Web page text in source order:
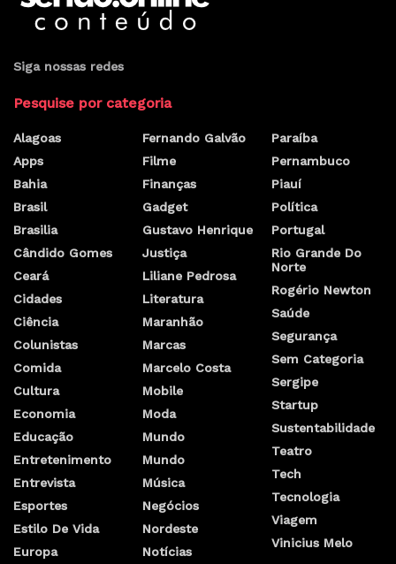
Siga nossas redes
Pesquise por categoria
Alagoas
Apps
Bahia
Brasil
Brasilia
Cândido Gomes
Ceará
Cidades
Ciência
Colunistas
Comida
Cultura
Economia
Educação
Entretenimento
Entrevista
Esportes
Estilo De Vida
Europa
Fernando Galvão
Filme
Finanças
Gadget
Gustavo Henrique
Justiça
Liliane Pedrosa
Literatura
Maranhão
Marcas
Marcelo Costa
Mobile
Moda
Mundo
Mundo
Música
Negócios
Nordeste
Notícias
Paraíba
Pernambuco
Piauí
Política
Portugal
Rio Grande Do
Norte
Rogério Newton
Saúde
Segurança
Sem Categoria
Sergipe
Startup
Sustentabilidade
Teatro
Tech
Tecnologia
Viagem
Vinicius Melo